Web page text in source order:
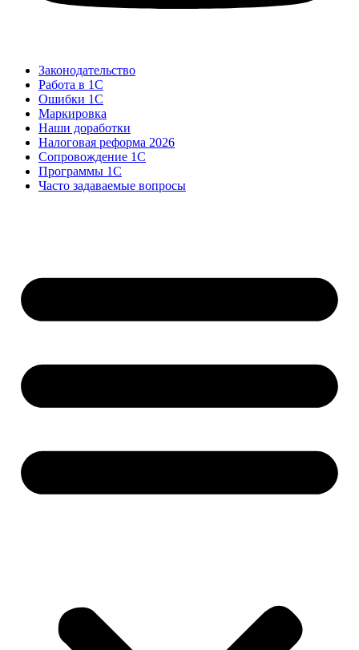
Законодательство
Работа в 1С
Ошибки 1С
Маркировка
Наши доработки
Налоговая реформа 2026
Сопровождение 1С
Программы 1С
Часто задаваемые вопросы